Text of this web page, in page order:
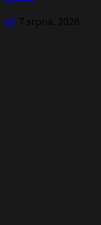
Jiří7 srpna, 2026